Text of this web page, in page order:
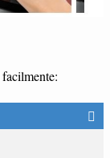
facilmente: